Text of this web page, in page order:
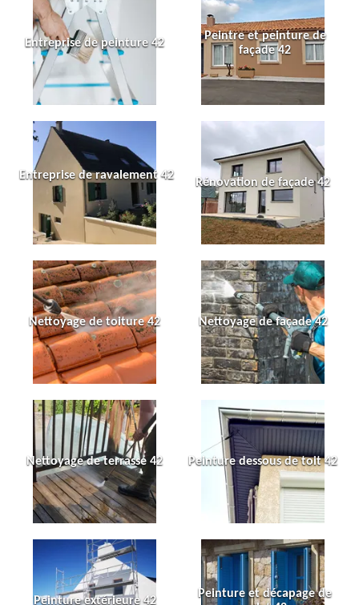
Entreprise de peinture 42
Peintre et peinture de
façade 42
Entreprise de ravalement 42
Rénovation de façade 42
Nettoyage de toiture 42 Nettoyage de façade 42
Nettoyage de terrasse 42 Peinture dessous de toit 42
Peinture extérieure 42
Peinture et décapage de